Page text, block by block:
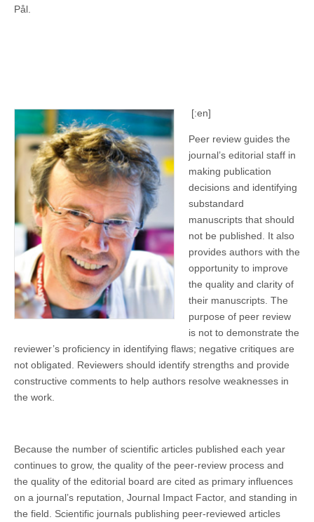
Pål.
[:en]
Peer review guides the
journal’s editorial staff in
making publication
decisions and identifying
substandard
manuscripts that should
not be published. It also
provides authors with the
opportunity to improve
the quality and clarity of
their manuscripts. The
purpose of peer review
is not to demonstrate the
reviewer’s proficiency in identifying flaws; negative critiques are
not obligated. Reviewers should identify strengths and provide
constructive comments to help authors resolve weaknesses in
the work.
Because the number of scientific articles published each year
continues to grow, the quality of the peer-review process and
the quality of the editorial board are cited as primary influences
on a journal’s reputation, Journal Impact Factor, and standing in
the field. Scientific journals publishing peer-reviewed articles